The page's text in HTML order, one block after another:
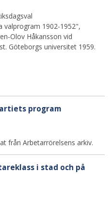
valprogram 1902-1952",
Olov Håkansson vid
Göteborgs universitet 1959.
program
från Arbetarrörelsens arkiv.
i stad och på